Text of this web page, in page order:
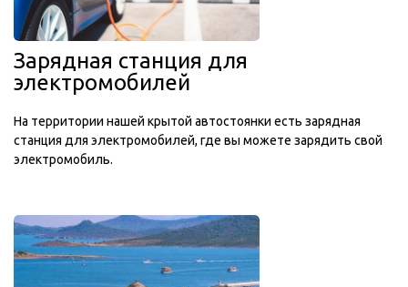
Зарядная станция для
электромобилей
На территории нашей крытой автостоянки есть зарядная
станция для электромобилей, где вы можете зарядить свой
электромобиль.